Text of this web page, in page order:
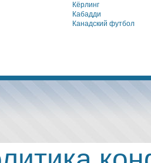
Кёрлинг
Кабадди
Канадский футбол